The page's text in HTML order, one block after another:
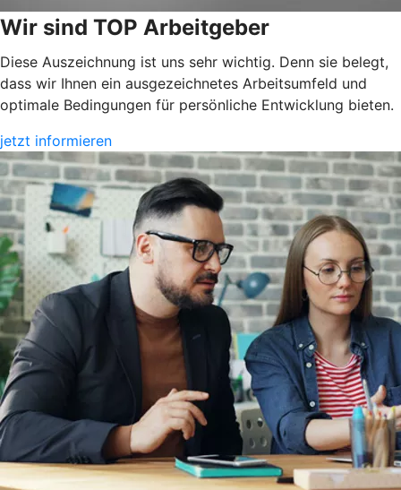
Wir sind TOP Arbeitgeber
Diese Auszeichnung ist uns sehr wichtig. Denn sie belegt,
dass wir Ihnen ein ausgezeichnetes Arbeitsumfeld und
optimale Bedingungen für persönliche Entwicklung bieten.
jetzt informieren